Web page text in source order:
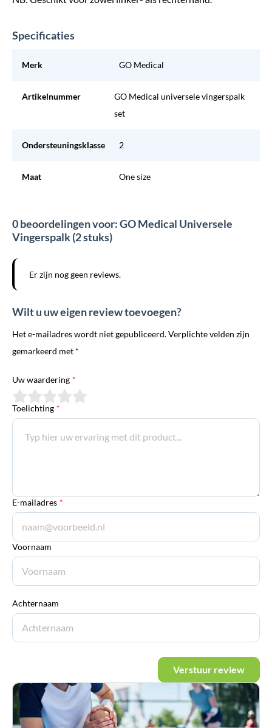
Specificaties
Merk GO Medical
Artikelnummer
GO Medical universele vingerspalk
set
Ondersteuningsklasse 2
Maat One size
0 beoordelingen voor: GO Medical Universele
Vingerspalk (2 stuks)
Er zijn nog geen reviews.
Wilt u uw eigen review toevoegen?
Het e-mailadres wordt niet gepubliceerd. Verplichte velden zijn
gemarkeerd met *
Uw waardering *
Toelichting *
E-mailadres *
Voornaam
Achternaam
Verstuur review